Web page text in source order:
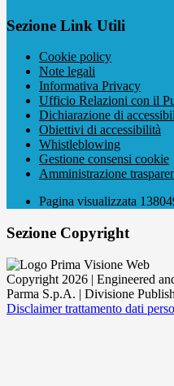
Sezione Link Utili
Cookie policy
Note legali
Informativa Privacy
Ufficio Relazioni con il
Dichiarazione di
Obiettivi di accessibilità
Whistleblowing
Gestione consensi cookie
Amministrazione
Pagina visualizzata
Sezione Copyright
Copyright 2026 | Engineered
Parma S.p.A. | Divisione
Disclaimer trattamento dati